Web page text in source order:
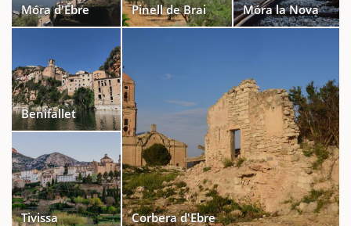
Móra d'Ebre Pinell de Brai Móra la Nova
Benifallet
Tivissa Corbera d'Ebre